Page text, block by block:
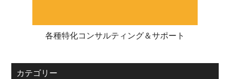
各種特化コンサルティング＆サポート
カテゴリー